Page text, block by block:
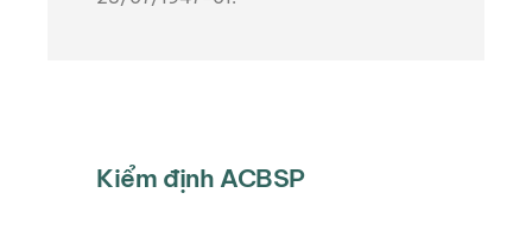
Kiểm định ACBSP